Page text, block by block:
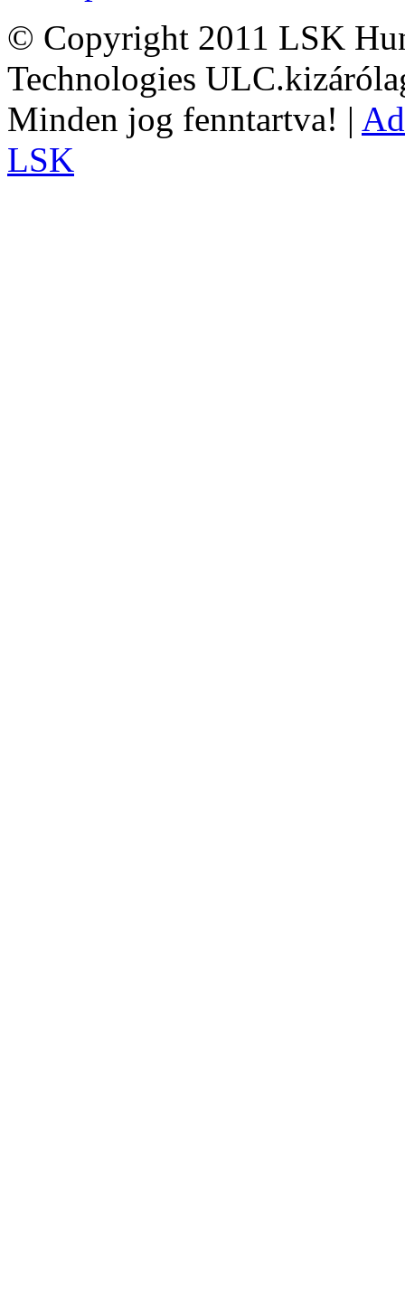
© Copyright 2011 LSK
Technologies
Minden jog fenntartva! |
LSK